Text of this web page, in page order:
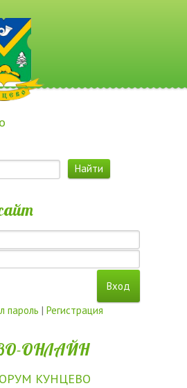
пароль | Регистрация
ОНЛАЙН
КУНЦЕВО